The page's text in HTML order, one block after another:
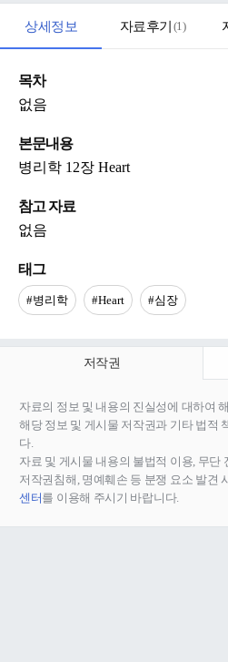
상세정보 자료후기 (1)
목차
없음
본문내용
병리학 12장 Heart
참고 자료
없음
태그
#병리학 #Heart #심장
저작권
자료의 정보 및 내용의 진실성에 대하여
해당 정보 및 게시물 저작권과 기타 법적
다.
자료 및 게시물 내용의 불법적 이용, 무단
저작권침해, 명예훼손 등 분쟁 요소 발견
센터를 이용해 주시기 바랍니다.